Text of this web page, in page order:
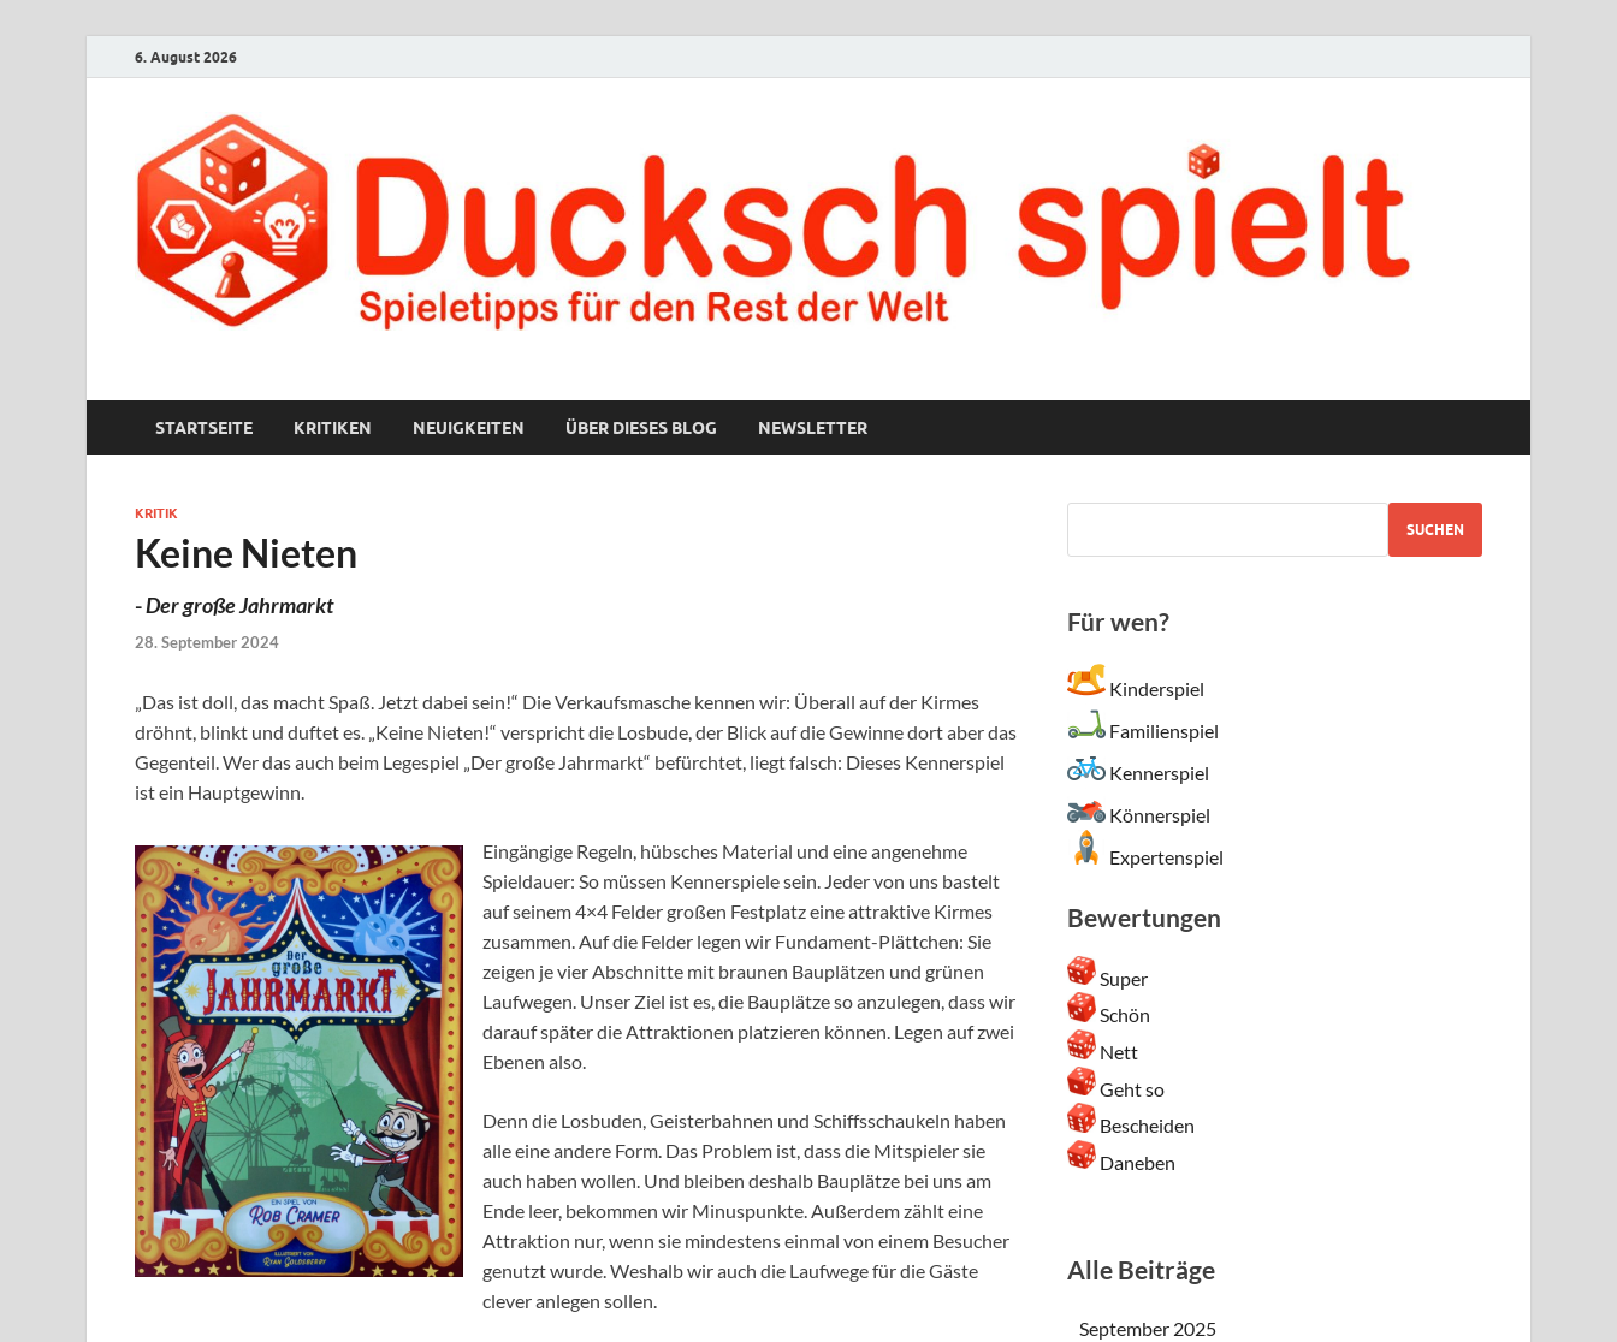
6. August 2026
Ducksch Spielt
STARTSEITE KRITIKEN NEUIGKEITEN ÜBER DIESES BLOG NEWSLETTER
KRITIK
Keine Nieten
-Der große Jahrmarkt
28. September 2024
„Das ist doll, das macht Spaß. Jetzt dabei sein!“ Die Verkaufsmasche kennen wir: Überall auf der Kirmes
dröhnt, blinkt und duftet es. „Keine Nieten!“ verspricht die Losbude, der Blick auf die Gewinne dort aber das
Gegenteil. Wer das auch beim Legespiel „Der große Jahrmarkt“ befürchtet, liegt falsch: Dieses Kennerspiel
ist ein Hauptgewinn.
Eingängige Regeln, hübsches Material und eine angenehme
Spieldauer: So müssen Kennerspiele sein. Jeder von uns bastelt
auf seinem 4×4 Felder großen Festplatz eine attraktive Kirmes
zusammen. Auf die Felder legen wir Fundament-Plättchen: Sie
zeigen je vier Abschnitte mit braunen Bauplätzen und grünen
Laufwegen. Unser Ziel ist es, die Bauplätze so anzulegen, dass wir
darauf später die Attraktionen platzieren können. Legen auf zwei
Ebenen also.
Denn die Losbuden, Geisterbahnen und Schiffsschaukeln haben
alle eine andere Form. Das Problem ist, dass die Mitspieler sie
auch haben wollen. Und bleiben deshalb Bauplätze bei uns am
Ende leer, bekommen wir Minuspunkte. Außerdem zählt eine
Attraktion nur, wenn sie mindestens einmal von einem Besucher
genutzt wurde. Weshalb wir auch die Laufwege für die Gäste
clever anlegen sollen.
SUCHEN
Für wen?
Kinderspiel
Familienspiel
Kennerspiel
Könnerspiel
Expertenspiel
Bewertungen
Super
Schön
Nett
Geht so
Bescheiden
Daneben
Alle Beiträge
September 2025